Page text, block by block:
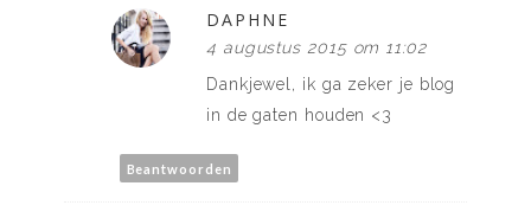
DAPHNE
4 augustus 2015 om 11:02
Dankjewel, ik ga zeker je blog
in de gaten houden <3
Beantwoorden